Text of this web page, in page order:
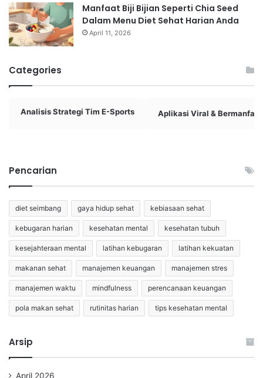
Manfaat Biji Bijian Seperti Chia Seed
Dalam Menu Diet Sehat Harian Anda
April 11, 2026
Categories
Analisis Strategi Tim E-Sports Aplikasi Viral & Bermanfaat
Pencarian
diet seimbang gaya hidup sehat kebiasaan sehat
kebugaran harian kesehatan mental kesehatan tubuh
kesejahteraan mental latihan kebugaran latihan kekuatan
makanan sehat manajemen keuangan manajemen stres
manajemen waktu mindfulness perencanaan keuangan
pola makan sehat rutinitas harian tips kesehatan mental
Arsip
April 2026